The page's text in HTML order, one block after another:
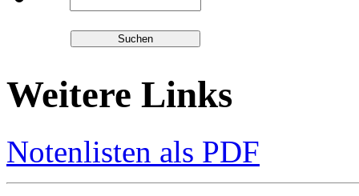
Weitere Links
Notenlisten als PDF